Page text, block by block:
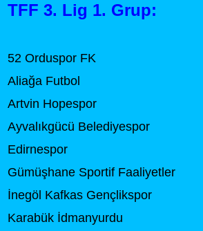
TFF 3. Lig 1. Grup:
52 Orduspor FK
Aliağa Futbol
Artvin Hopespor
Ayvalıkgücü Belediyespor
Edirnespor
Gümüşhane Sportif Faaliyetler
İnegöl Kafkas Gençlikspor
Karabük İdmanyurdu